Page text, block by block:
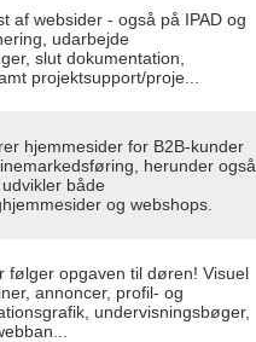
af websider - også på IPAD og
udarbejde
slut dokumentation,
projektsupport/proje...
hjemmesider for B2B-kunder
herunder også
både
og webshops.
følger opgaven til døren! Visuel
annoncer, profil- og
undervisningsbøger,